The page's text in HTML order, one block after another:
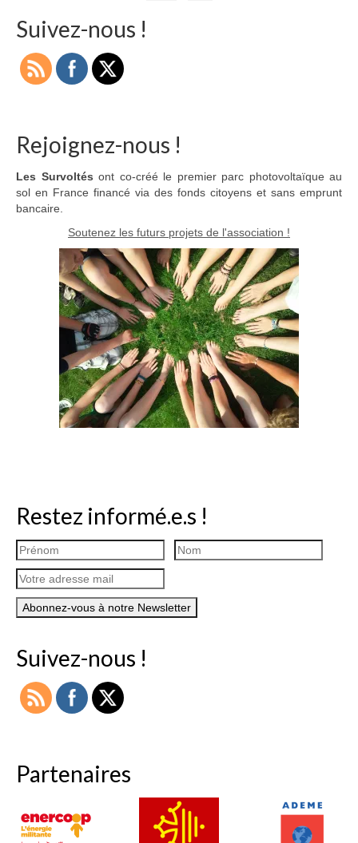
publications
Suivez-nous !
Rejoignez-nous !
Les Survoltés ont co-créé le premier parc photovoltaïque au
sol en France financé via des fonds citoyens et sans emprunt
bancaire.
Soutenez les futurs projets de l'association !
Restez informé.e.s !
Suivez-nous !
Partenaires